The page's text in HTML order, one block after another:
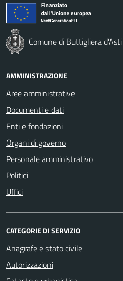
Comune di Buttigliera d'Asti
AMMINISTRAZIONE
Aree amministrative
Documenti e dati
Enti e fondazioni
Organi di governo
Personale amministrativo
Politici
Uffici
CATEGORIE DI SERVIZIO
Anagrafe e stato civile
Autorizzazioni